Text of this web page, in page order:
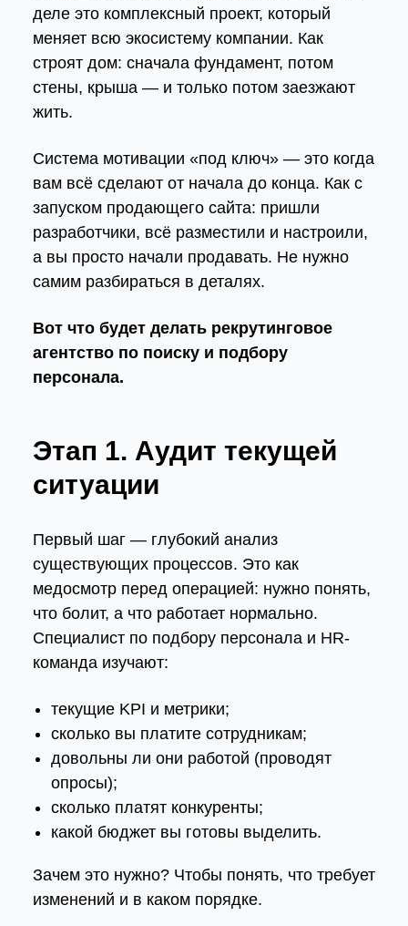
деле это комплексный проект, который
меняет всю экосистему компании. Как
строят дом: сначала фундамент, потом
стены, крыша — и только потом заезжают
жить.
Система мотивации «под ключ» — это когда
вам всё сделают от начала до конца. Как с
запуском продающего сайта: пришли
разработчики, всё разместили и настроили,
а вы просто начали продавать. Не нужно
самим разбираться в деталях.
Вот что будет делать рекрутинговое
агентство по поиску и подбору
персонала.
Этап 1. Аудит текущей
ситуации
Первый шаг — глубокий анализ
существующих процессов. Это как
медосмотр перед операцией: нужно понять,
что болит, а что работает нормально.
Специалист по подбору персонала и HR-
команда изучают:
текущие KPI и метрики;
сколько вы платите сотрудникам;
довольны ли они работой (проводят
опросы);
сколько платят конкуренты;
какой бюджет вы готовы выделить.
Зачем это нужно? Чтобы понять, что требует
изменений и в каком порядке.